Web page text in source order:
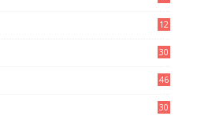
12
30
46
30